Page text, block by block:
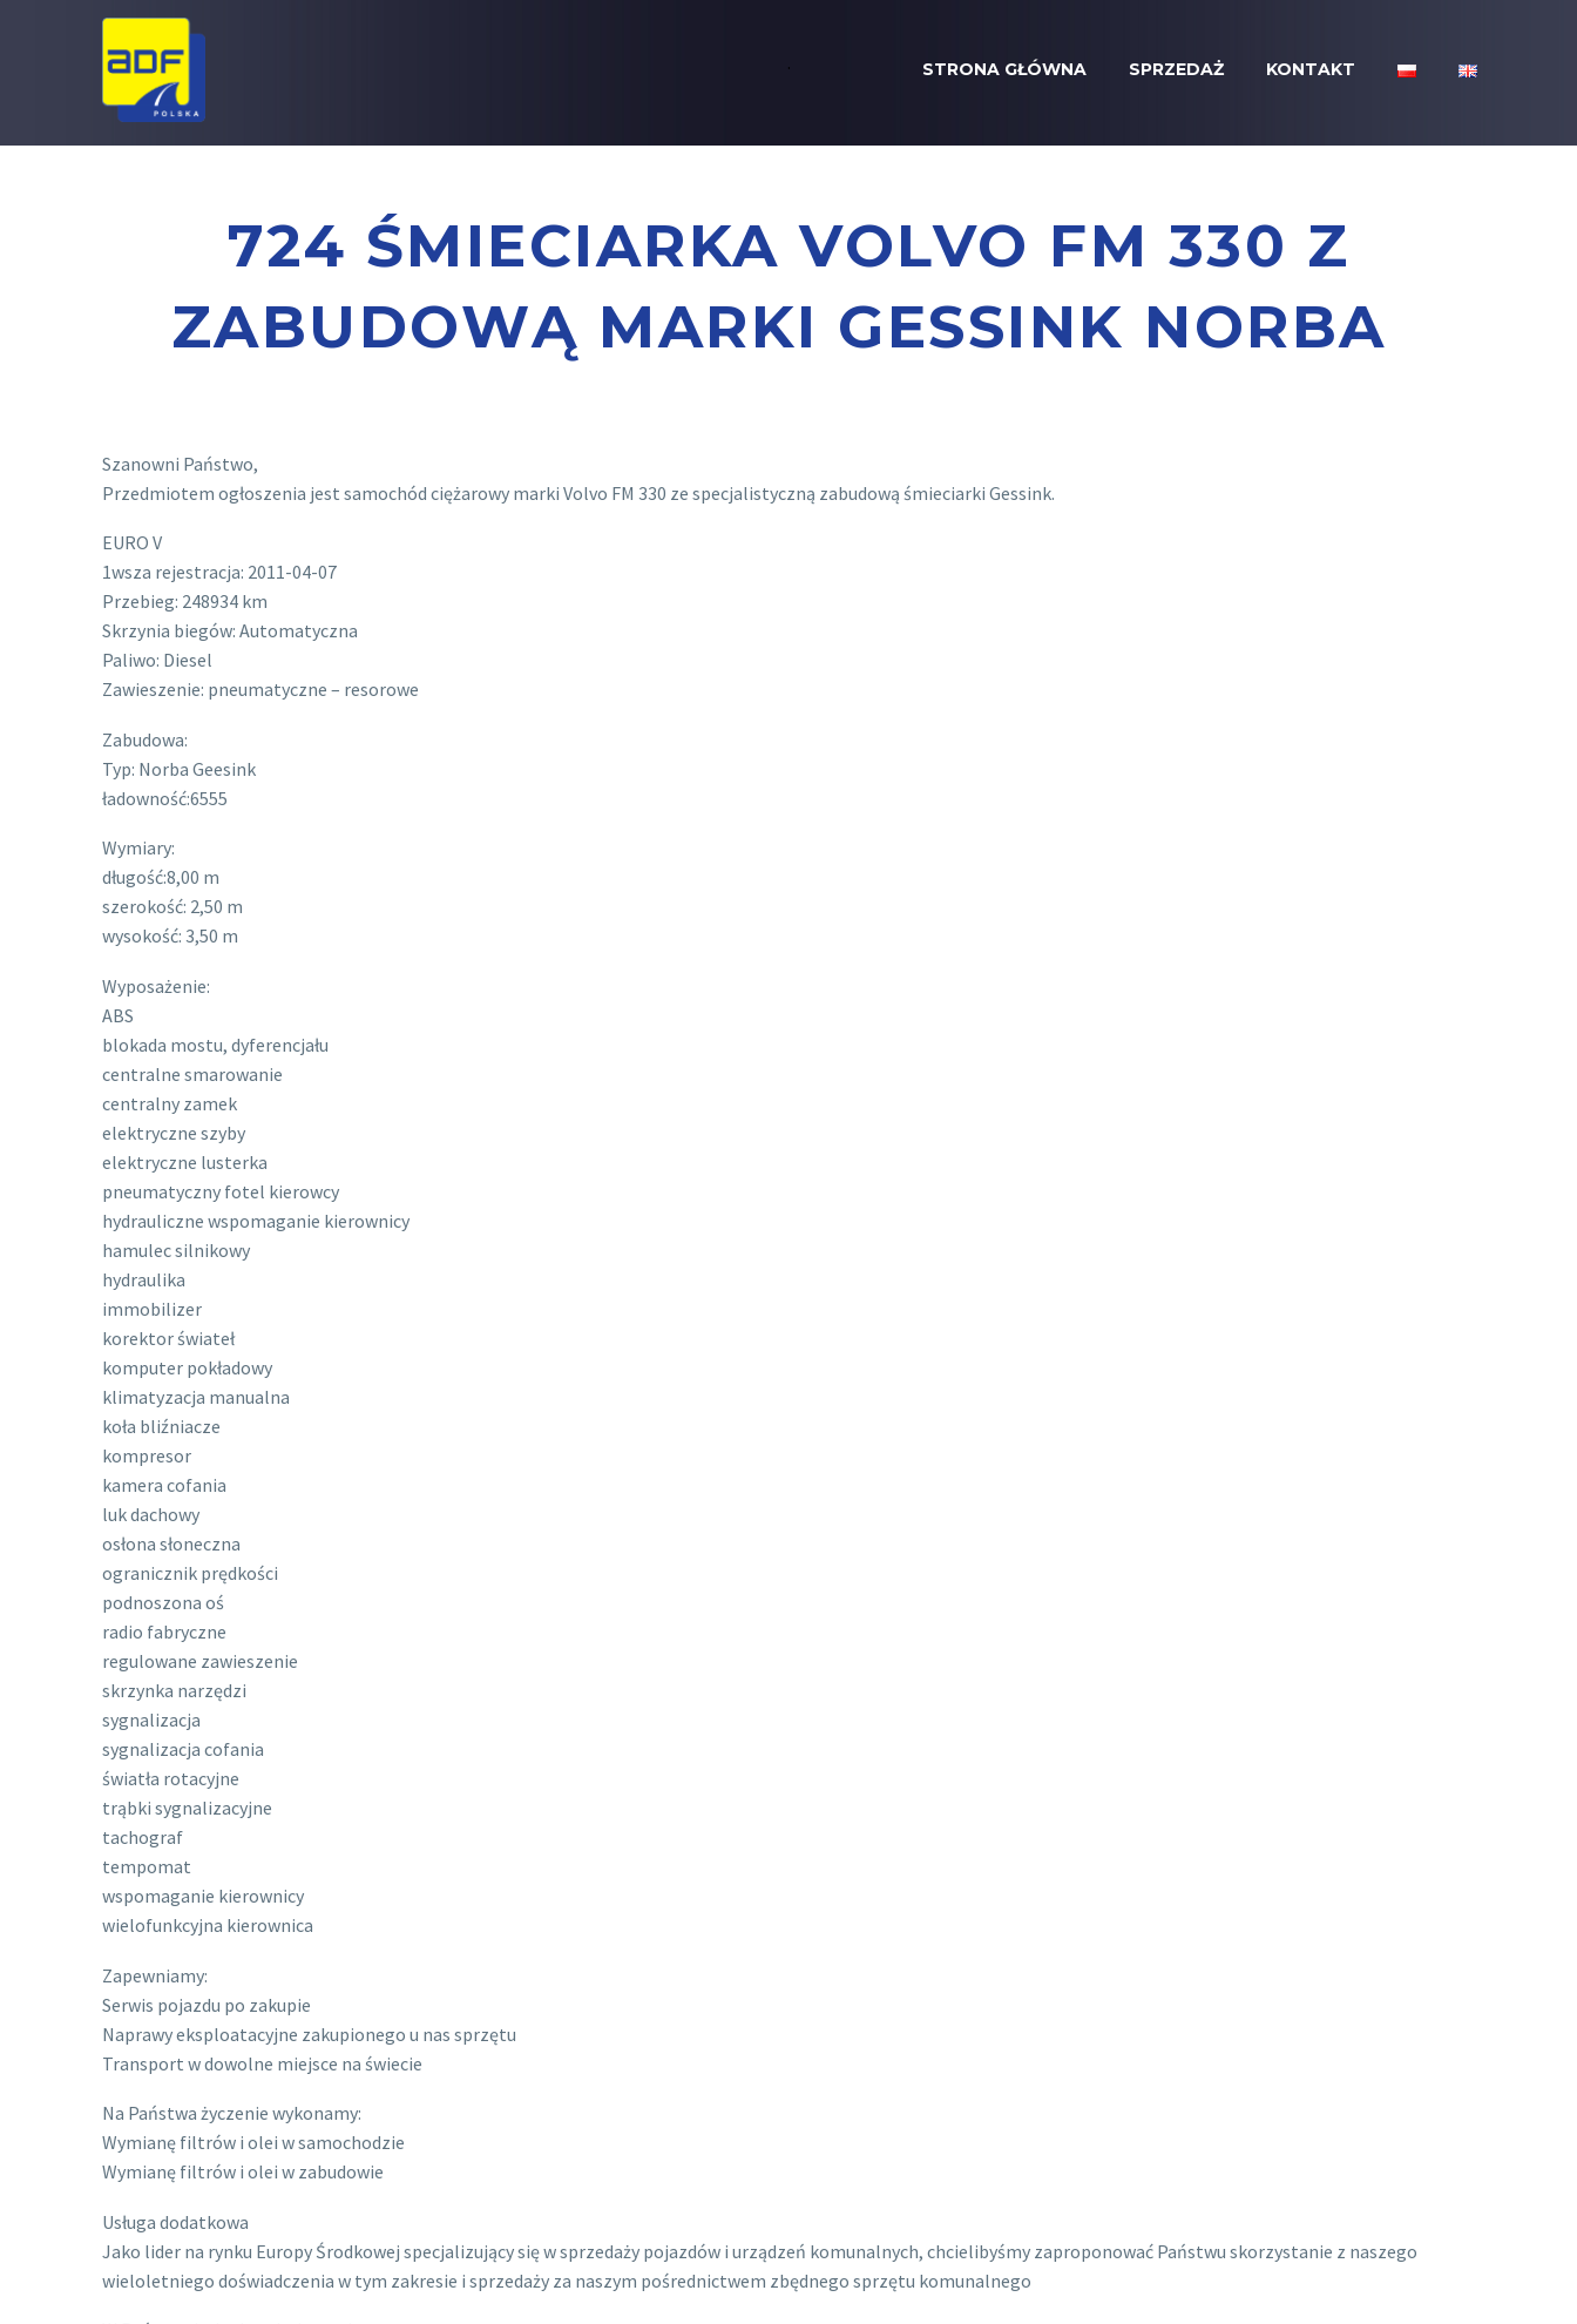
STRONA GŁÓWNA SPRZEDAŻ KONTAKT
.
724 ŚMIECIARKA VOLVO FM 330 Z
ZABUDOWĄ MARKI GESSINK NORBA
Szanowni Państwo,
Przedmiotem ogłoszenia jest samochód ciężarowy marki Volvo FM 330 ze specjalistyczną zabudową śmieciarki Gessink.
EURO V
1wsza rejestracja: 2011-04-07
Przebieg: 248934 km
Skrzynia biegów: Automatyczna
Paliwo: Diesel
Zawieszenie: pneumatyczne – resorowe
Zabudowa:
Typ: Norba Geesink
ładowność:6555
Wymiary:
długość:8,00 m
szerokość: 2,50 m
wysokość: 3,50 m
Wyposażenie:
ABS
blokada mostu, dyferencjału
centralne smarowanie
centralny zamek
elektryczne szyby
elektryczne lusterka
pneumatyczny fotel kierowcy
hydrauliczne wspomaganie kierownicy
hamulec silnikowy
hydraulika
immobilizer
korektor świateł
komputer pokładowy
klimatyzacja manualna
koła bliźniacze
kompresor
kamera cofania
luk dachowy
osłona słoneczna
ogranicznik prędkości
podnoszona oś
radio fabryczne
regulowane zawieszenie
skrzynka narzędzi
sygnalizacja
sygnalizacja cofania
światła rotacyjne
trąbki sygnalizacyjne
tachograf
tempomat
wspomaganie kierownicy
wielofunkcyjna kierownica
Zapewniamy:
Serwis pojazdu po zakupie
Naprawy eksploatacyjne zakupionego u nas sprzętu
Transport w dowolne miejsce na świecie
Na Państwa życzenie wykonamy:
Wymianę filtrów i olei w samochodzie
Wymianę filtrów i olei w zabudowie
Usługa dodatkowa
Jako lider na rynku Europy Środkowej specjalizujący się w sprzedaży pojazdów i urządzeń komunalnych, chcielibyśmy zaproponować Państwu skorzystanie z naszego
wieloletniego doświadczenia w tym zakresie i sprzedaży za naszym pośrednictwem zbędnego sprzętu komunalnego